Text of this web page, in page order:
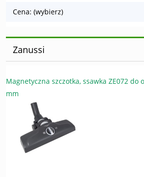
Cena: (wybierz)
Zanussi
Magnetyczna szczotka, ssawka ZE072 do
mm